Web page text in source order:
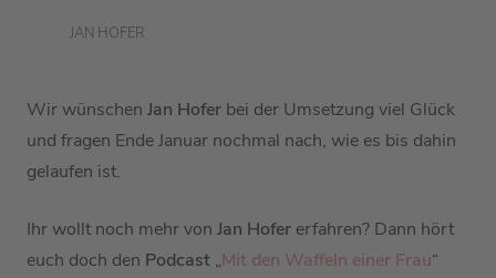
JAN HOFER
Wir wünschen Jan Hofer bei der Umsetzung viel Glück
und fragen Ende Januar nochmal nach, wie es bis dahin
gelaufen ist.
Ihr wollt noch mehr von Jan Hofer erfahren? Dann hört
euch doch den Podcast „Mit den Waffeln einer Frau“